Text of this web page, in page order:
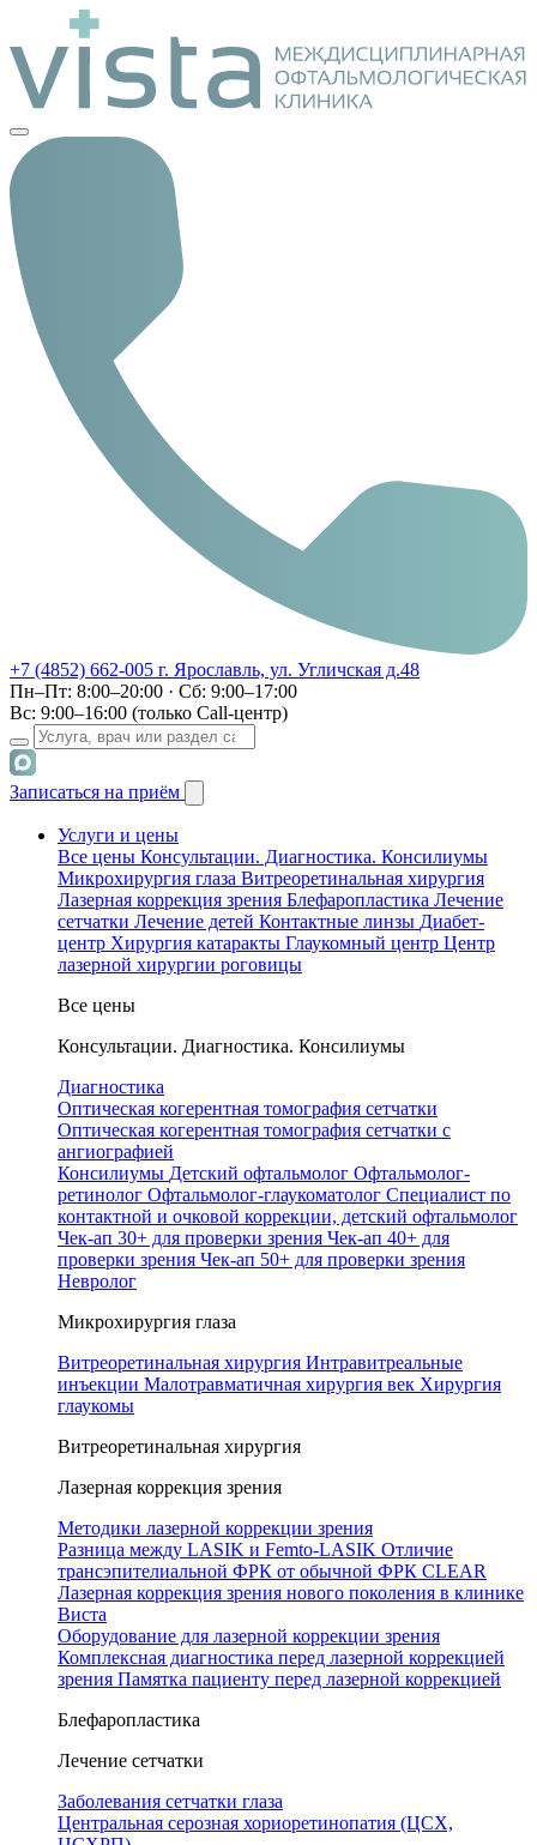
+7 (4852) 662-005 г. Ярославль, ул. Угличская д.48
Пн–Пт: 8:00–20:00 · Сб: 9:00–17:00
Вс: 9:00–16:00 (только Call-центр)
Записаться на приём
Услуги и цены
Все цены Консультации. Диагностика. Консилиумы
Микрохирургия глаза Витреоретинальная хирургия
Лазерная коррекция зрения Блефаропластика Лечение
сетчатки Лечение детей Контактные линзы Диабет-
центр Хирургия катаракты Глаукомный центр Центр
лазерной хирургии роговицы
Все цены
Консультации. Диагностика. Консилиумы
Диагностика
Оптическая когерентная томография сетчатки
Оптическая когерентная томография сетчатки с
ангиографией
Консилиумы Детский офтальмолог Офтальмолог-
ретинолог Офтальмолог-глаукоматолог Специалист по
контактной и очковой коррекции, детский офтальмолог
Чек-ап 30+ для проверки зрения Чек-ап 40+ для
проверки зрения Чек-ап 50+ для проверки зрения
Невролог
Микрохирургия глаза
Витреоретинальная хирургия Интравитреальные
инъекции Малотравматичная хирургия век Хирургия
глаукомы
Витреоретинальная хирургия
Лазерная коррекция зрения
Методики лазерной коррекции зрения
Разница между LASIK и Femto-LASIK Отличие
трансэпителиальной ФРК от обычной ФРК CLEAR
Лазерная коррекция зрения нового поколения в клинике
Виста
Оборудование для лазерной коррекции зрения
Комплексная диагностика перед лазерной коррекцией
зрения Памятка пациенту перед лазерной коррекцией
Блефаропластика
Лечение сетчатки
Заболевания сетчатки глаза
Центральная серозная хориоретинопатия (ЦСХ,